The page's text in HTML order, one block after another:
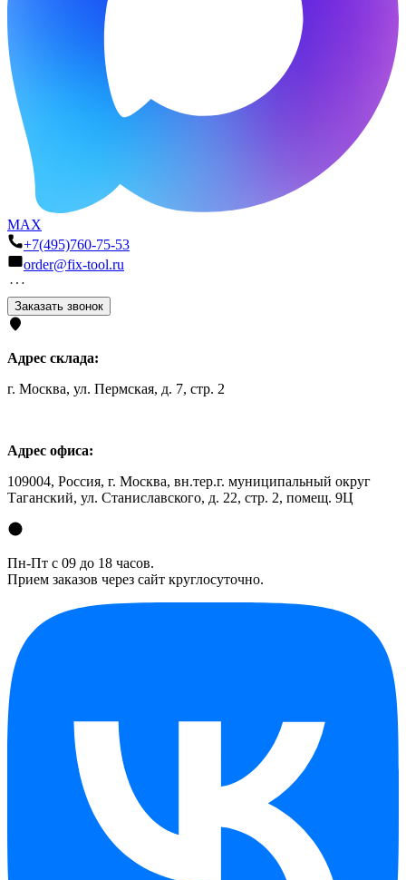
MAX
+7(495)760-75-53
order@fix-tool.ru
Заказать звонок
Адрес склада:
г. Москва, ул. Пермская, д. 7, стр. 2
Адрес офиса:
109004, Россия, г. Москва, вн.тер.г. муниципальный округ
Таганский, ул. Станиславского, д. 22, стр. 2, помещ. 9Ц
Пн-Пт с 09 до 18 часов.
Прием заказов через сайт круглосуточно.